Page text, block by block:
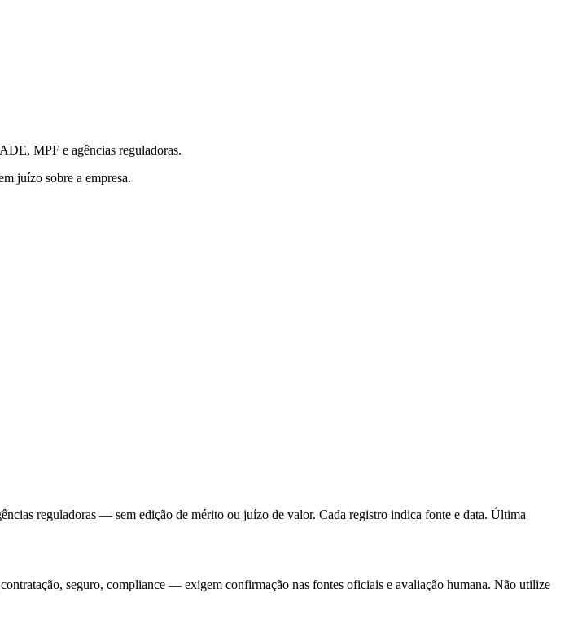
MPF e agências reguladoras.
juízo sobre a empresa.
reguladoras — sem edição de mérito ou juízo de valor. Cada registro indica fonte e data. Última
seguro, compliance — exigem confirmação nas fontes oficiais e avaliação humana. Não utilize